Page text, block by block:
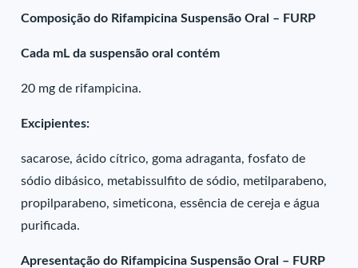
Composição do Rifampicina Suspensão Oral – FURP
Cada mL da suspensão oral contém
20 mg de rifampicina.
Excipientes:
sacarose, ácido cítrico, goma adraganta, fosfato de
sódio dibásico, metabissulfito de sódio, metilparabeno,
propilparabeno, simeticona, essência de cereja e água
purificada.
Apresentação do Rifampicina Suspensão Oral – FURP